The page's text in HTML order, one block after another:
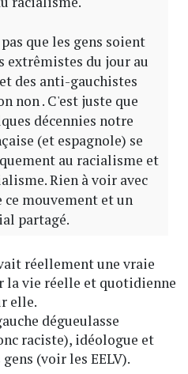
pas que les gens soient
extrêmistes du jour au
des anti-gauchistes
non . C'est juste que
décennies notre
(et espagnole) se
au racialisme et
Rien à voir avec
ce mouvement et un
partagé.
réellement une vraie
la vie réelle et quotidienne
elle.
dégueulasse
raciste), idéologue et
(voir les EELV).